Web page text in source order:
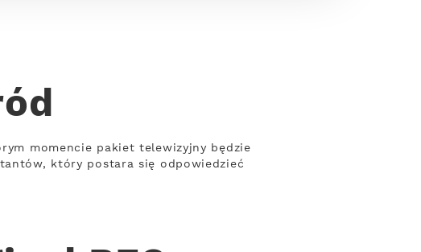
momencie pakiet telewizyjny będzie
który postara się odpowiedzieć